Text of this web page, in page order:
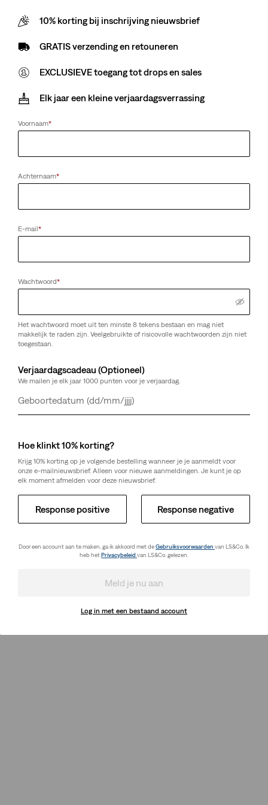
Price
Price
was
38%kortingop
(€ 24,00)
10% korting bij inschrijving nieuwsbrief
GRATIS verzending en retouneren
EXCLUSIEVE toegang tot drops en sales
Elk jaar een kleine verjaardagsverrassing
Voornaam*
Achternaam*
E-mail*
Wachtwoord*
Het wachtwoord moet uit ten minste 8 tekens bestaan en mag niet
makkelijk te raden zijn. Veelgebruikte of risicovolle wachtwoorden zijn niet
toegestaan.
Verjaardagscadeau (Optioneel)
We mailen je elk jaar 1000 punten voor je verjaardag.
Dag
Maand
Jaar
Hoe klinkt 10% korting?
Krijg 10% korting op je volgende bestelling wanneer je je aanmeldt voor
onze e-mailnieuwsbrief. Alleen voor nieuwe aanmeldingen. Je kunt je op
elk moment afmelden voor deze nieuwsbrief.
Response positive Response negative
Door een account aan te maken, ga ik akkoord met deGebruiksvoorwaarden van LS&Co. Ik
heb hetPrivacybeleid van LS&Co. gelezen.
Meld je nu aan
Log in met een bestaand account